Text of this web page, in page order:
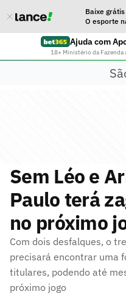
Baixe
O esporte
Ajuda com
18+ Ministério da
Sem Léo e
Paulo terá
no próximo
Com dois desfalques, o
precisará encontrar uma
titulares, podendo até
próximo jogo